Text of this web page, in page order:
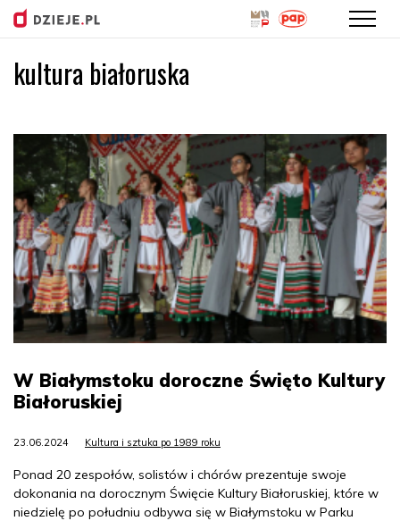
kultura białoruska
W Białymstoku doroczne Święto Kultury
Białoruskiej
23.06.2024 Kultura i sztuka po 1989 roku
Ponad 20 zespołów, solistów i chórów prezentuje swoje
dokonania na dorocznym Święcie Kultury Białoruskiej, które w
niedzielę po południu odbywa się w Białymstoku w Parku